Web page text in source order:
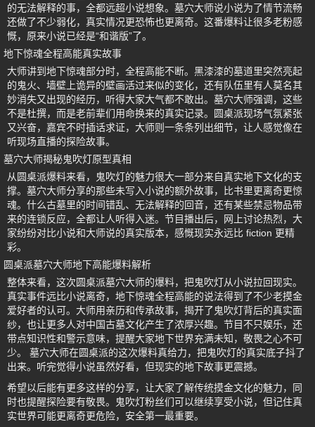
的无法解释的事，全都远超小说想象。墓穴大师说小说为了情节流畅
还做了不少弱化，真实情况更恐怖也更离奇。这番爆料让很多老粉感
慨，原来小说已经是“和谐版”了。
地下惊魂全程高能真实故事
大师讲到地下惊魂部分时，全程高能不断。黑漆漆的墓道里突然亮起
的鬼火、墙壁上诡异的壁画活过来似的变化，还有队伍里有人莫名其
妙消失又出现的经历，听得大家大气都不敢出。墓穴大师强调，这些
不是杜撰，而是老前辈们用命换来的真实记录。圆桌派现场气氛紧张
又兴奋，嘉宾不时插话求证，大师则一条条列出细节，让人感觉像在
听现场直播的探险故事。
墓穴大师揭秘鬼吹灯原型真相
从圆桌派爆料来看，鬼吹灯的魅力很大一部分来自真实地下文化的支
撑。墓穴大师分享的那些未写入小说的额外故事，比书里更离奇更惊
魂。什么古墓里的时间错乱、无法解释的回音，还有某些禁忌物品带
来的连锁反应，全都让人听得入迷。节目播出后，网上讨论热烈，大
家纷纷对比小说和大师说的真实版本，感慨现实永远比 fiction 更精
彩。
圆桌派墓穴大师地下高能爆料解析
整体来看，这次圆桌派墓穴大师的爆料，把鬼吹灯从小说拉回现实。
真实事件远比小说离奇，地下惊魂全程高能的说法得到了不少老摸金
爱好者的认可。大师用亲历和传承故事，揭开了鬼吹灯背后的真实面
纱，也让更多人对中国古墓文化产生了浓厚兴趣。节目不只娱乐，还
带点知识性和警示意味，提醒大家地下世界充满未知，敬畏之心不可
少。 墓穴大师在圆桌派的这次爆料真给力，把鬼吹灯的真实底子抖了
出来。听完觉得小说虽然好看，但现实的地下故事更震撼。
希望以后能有更多这样的分享，让大家了解传统摸金文化的魅力，同
时也提醒探险要有敬畏。鬼吹灯粉丝们可以继续享受小说，但记住真
实世界可能更离奇更危险，安全第一最重要。